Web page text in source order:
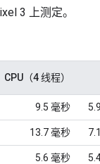
3 上测定。
CPU（4 线程）
9.5 毫秒
13.7 毫秒
5.6 毫秒